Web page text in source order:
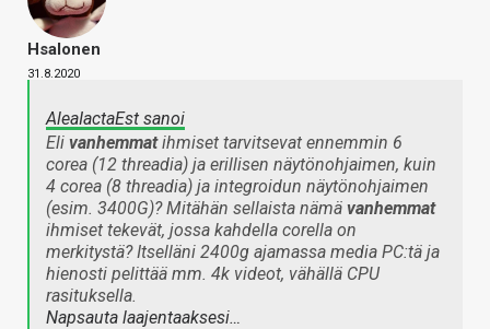
Hsalonen
31.8.2020
AleaIactaEst sanoi
Eli vanhemmatihmiset tarvitsevat ennemmin 6
corea (12 threadia) ja erillisen näytönohjaimen, kuin
4 corea (8 threadia) ja integroidun näytönohjaimen
(esim. 3400G)? Mitähän sellaista nämä vanhemmat
ihmiset tekevät, jossa kahdella corella on
merkitystä? Itselläni 2400g ajamassa media PC:tä ja
hienosti pelittää mm. 4k videot, vähällä CPU
rasituksella.
Napsauta laajentaaksesi…